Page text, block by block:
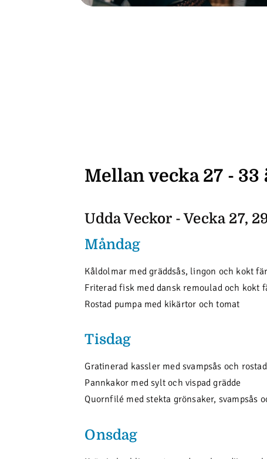
Mellan vecka 27 -
Udda Veckor - Vecka 27,
Måndag
Kåldolmar med gräddsås, lingon och kokt
Friterad fisk med dansk remoulad och kokt
Rostad pumpa med kikärtor och tomat
Tisdag
Gratinerad kassler med svampsås och
Pannkakor med sylt och vispad grädde
Quornfilé med stekta grönsaker, svampsås
Onsdag